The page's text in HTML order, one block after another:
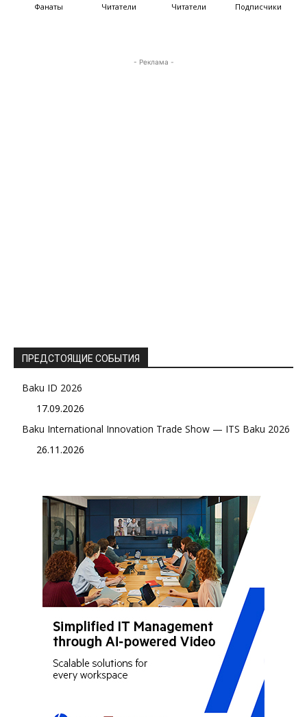
Фанаты Читатели Читатели Подписчики
- Реклама -
ПРЕДСТОЯЩИЕ СОБЫТИЯ
Baku ID 2026
17.09.2026
Baku International Innovation Trade Show — ITS Baku 2026
26.11.2026